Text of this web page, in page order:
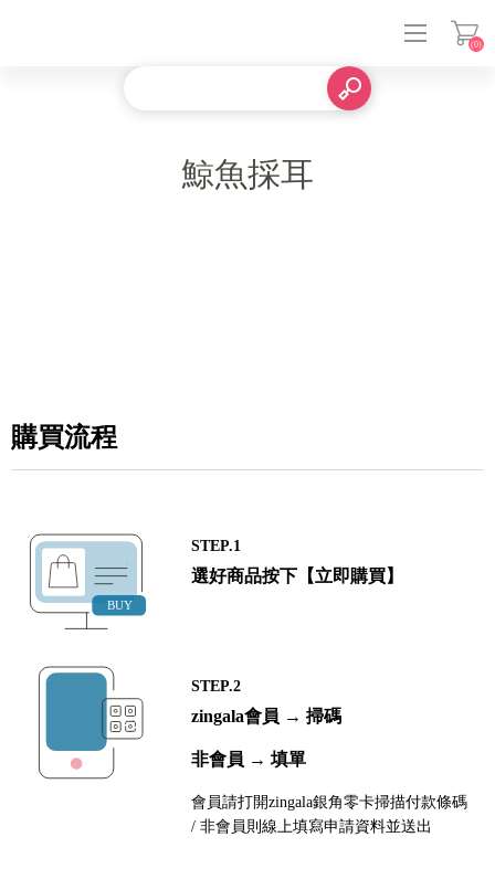
(0)
鯨魚採耳
購買流程
STEP.1
選好商品按下【立即購買】
STEP.2
zingala會員 → 掃碼
非會員 → 填單
會員請打開zingala銀角零卡掃描付款條碼
/ 非會員則線上填寫申請資料並送出